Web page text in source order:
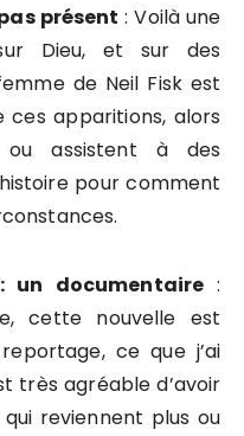
présent : Voilà une
Dieu, et sur des
de Neil Fisk est
ces apparitions, alors
ou assistent à des
pour comment
un documentaire :
cette nouvelle est
ce que j’ai
très agréable d’avoir
reviennent plus ou